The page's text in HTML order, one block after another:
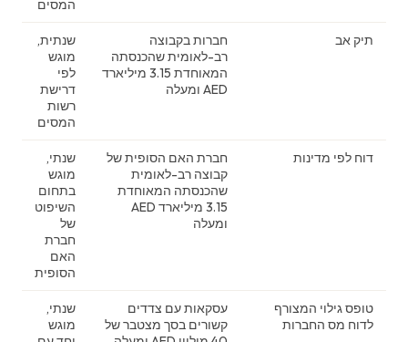
המסים
תיק אב
חברות בקבוצה
רב-לאומית שהכנסתה
המאוחדת 3.15 מיליארד
AED ומעלה
שנתית,
מוגש
לפי
דרישת
רשות
המסים
דוח לפי מדינות
חברת האם הסופית של
קבוצה רב-לאומית
שהכנסתה המאוחדת
3.15 מיליארד AED
ומעלה
שנתי,
מוגש
בתחום
השיפוט
של
חברת
האם
הסופית
טופס גילוי המצורף
לדוח מס החברות
עסקאות עם צדדים
קשורים בסך מצטבר של
שנתי,
מוגש